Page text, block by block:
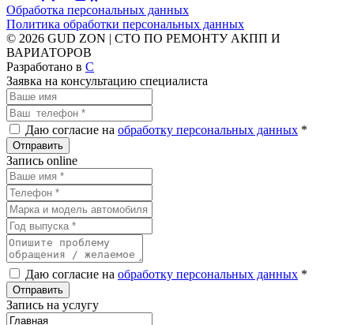
Обработка персональных данных
Политика обработки персональных данных
© 2026 GUD ZON | СТО ПО РЕМОНТУ АКПП И
ВАРИАТОРОВ
Разработано в C
Заявка на консультацию специалиста
Даю согласие на обработку персональных данных *
Запись online
Даю согласие на обработку персональных данных *
Запись на услугу